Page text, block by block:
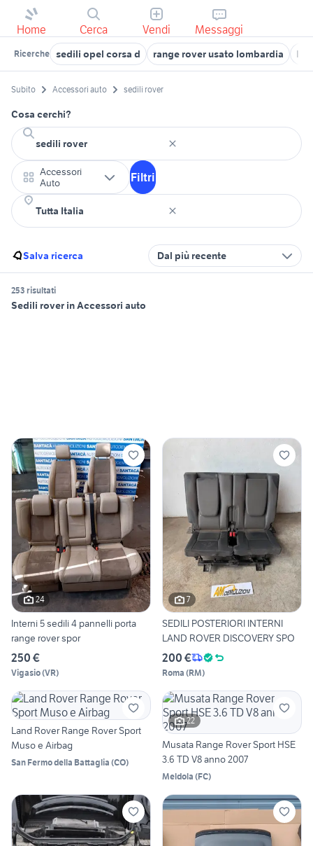
Home Cerca Vendi Messaggi
Ricerche sedili opel corsa d range rover usato lombardia
Subito Accessori auto sedili rover
Cosa cerchi?
Accessori
Auto
Filtri
Salva ricerca Dal più recente
253 risultati
Sedili rover in Accessori auto
24
Interni 5 sedili 4 pannelli porta
range rover spor
250 €
Vigasio(VR)
7
SEDILI POSTERIORI INTERNI
LAND ROVER DISCOVERY SPO
200 €
Roma (RM)
Land Rover Range Rover Sport
Muso e Airbag
San Fermo della Battaglia (CO)
22
Musata Range Rover Sport HSE
3.6 TD V8 anno 2007
Meldola (FC)